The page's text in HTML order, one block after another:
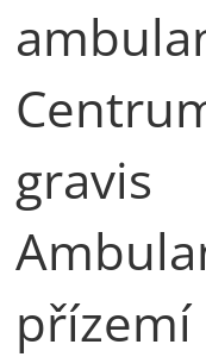
gravis
přízemí